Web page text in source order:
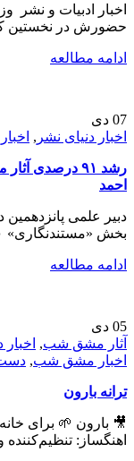
اخبار ادبیات و نشر
حضورش در نخستین
ادامه مطالعه
07 دی
اخبار دنیای نشر ,
رشد ۹۱ درصدی
احمد
دبیر علمی پانزدهمین
بخش «مستندنگاری» ۶۹۰ اثر به دبیرخانه ج...
ادامه مطالعه
05 دی
آثار مشق شب,
اخبار مشق شب,
ترانه بارون
🎥 بارون 🌱 برای
اهنگساز: